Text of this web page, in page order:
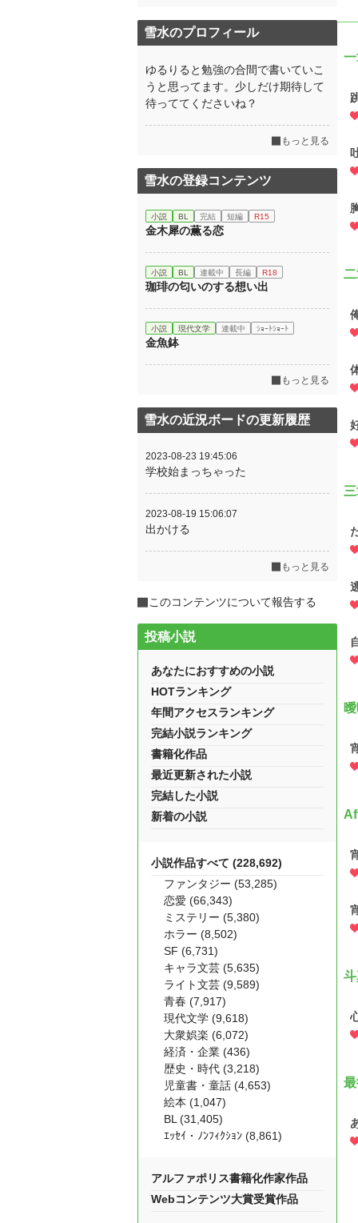
雪水のプロフィール
ゆるりると勉強の合間で書いていこ
うと思ってます。少しだけ期待して
待っててくださいね？
もっと見る
雪水の登録コンテンツ
小説 BL 完結 短編 R15
金木犀の薫る恋
小説 BL 連載中 長編 R18
珈琲の匂いのする想い出
小説 現代文学 連載中 ｼｮｰﾄｼｮｰﾄ
金魚鉢
もっと見る
雪水の近況ボードの更新履歴
2023-08-23 19:45:06
学校始まっちゃった
2023-08-19 15:06:07
出かける
もっと見る
このコンテンツについて報告する
投稿小説
あなたにおすすめの小説
HOTランキング
年間アクセスランキング
完結小説ランキング
書籍化作品
最近更新された小説
完結した小説
新着の小説
小説作品すべて (228,692)
ファンタジー (53,285)
恋愛 (66,343)
ミステリー (5,380)
ホラー (8,502)
SF (6,731)
キャラ文芸 (5,635)
ライト文芸 (9,589)
青春 (7,917)
現代文学 (9,618)
大衆娯楽 (6,072)
経済・企業 (436)
歴史・時代 (3,218)
児童書・童話 (4,653)
絵本 (1,047)
BL (31,405)
ｴｯｾｲ・ﾉﾝﾌｨｸｼｮﾝ (8,861)
アルファポリス書籍化作家作品
Webコンテンツ大賞受賞作品